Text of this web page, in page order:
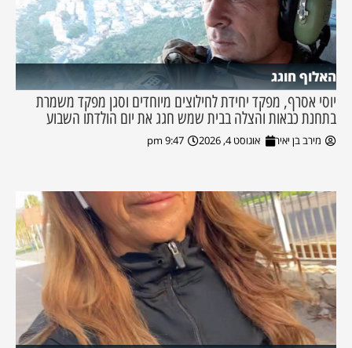
האלוף חוגג
יוסי אסרף, מפקד יחידת לחילוצים מיוחדים וסגן מפקד משמרת
בתחנת כבאות והצלה בבית שמש חגג את יום הולדתו השבוע
מירב בן יאיר אוגוסט 4, 2026 9:47 pm